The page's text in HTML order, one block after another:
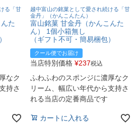
る「甘
た
なク
持さ
越中富山の銘菓として愛され続ける「甘
金丹」（かんこんたん）
富山銘菓 甘金丹（かんこんた
ん） 1個小箱無し
（ギフト不可・簡易梱包）
クール便でお届け
当店特別価格 ¥237税込
ふわふわのスポンジに濃厚なク
リーム、幅広い年代から支持さ
れる当店の定番商品です
カートに入れる